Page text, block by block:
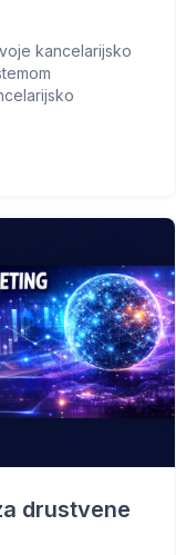
kancelarijsko
drustvene